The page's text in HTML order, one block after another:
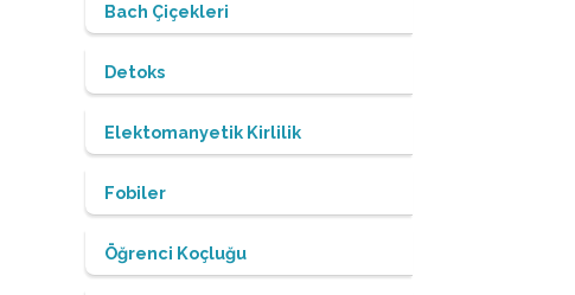
Bach Çiçekleri
Detoks
Elektomanyetik Kirlilik
Fobiler
Öğrenci Koçluğu